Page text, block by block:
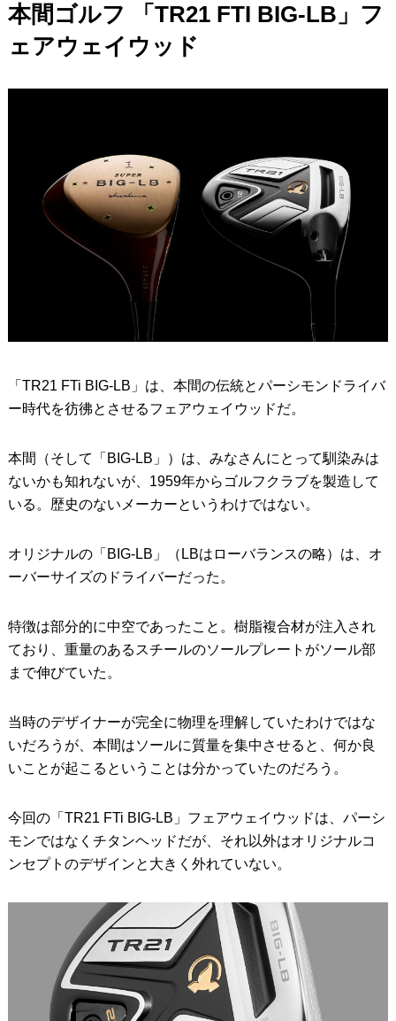
本間ゴルフ 「TR21 FTI BIG-LB」フ
ェアウェイウッド
「TR21 FTi BIG-LB」は、本間の伝統とパーシモンドライバ
ー時代を彷彿とさせるフェアウェイウッドだ。
本間（そして「BIG-LB」）は、みなさんにとって馴染みは
ないかも知れないが、1959年からゴルフクラブを製造して
いる。歴史のないメーカーというわけではない。
オリジナルの「BIG-LB」（LBはローバランスの略）は、オ
ーバーサイズのドライバーだった。
特徴は部分的に中空であったこと。樹脂複合材が注入され
ており、重量のあるスチールのソールプレートがソール部
まで伸びていた。
当時のデザイナーが完全に物理を理解していたわけではな
いだろうが、本間はソールに質量を集中させると、何か良
いことが起こるということは分かっていたのだろう。
今回の「TR21 FTi BIG-LB」フェアウェイウッドは、パーシ
モンではなくチタンヘッドだが、それ以外はオリジナルコ
ンセプトのデザインと大きく外れていない。